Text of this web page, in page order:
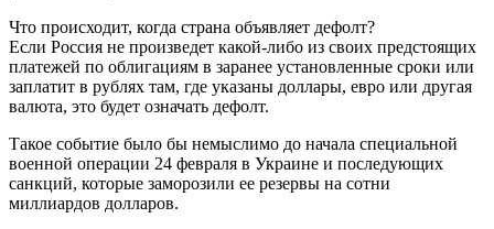
Что происходит, когда страна объявляет дефолт?
Если Россия не произведет какой-либо из своих предстоящих
платежей по облигациям в заранее установленные сроки или
заплатит в рублях там, где указаны доллары, евро или другая
валюта, это будет означать дефолт.
Такое событие было бы немыслимо до начала специальной
военной операции 24 февраля в Украине и последующих
санкций, которые заморозили ее резервы на сотни
миллиардов долларов.